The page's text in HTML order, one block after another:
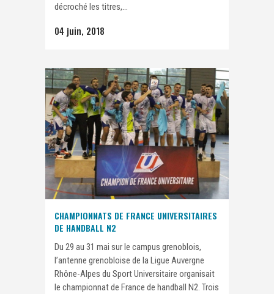
décroché les titres,...
04 juin, 2018
CHAMPIONNATS DE FRANCE UNIVERSITAIRES
DE HANDBALL N2
Du 29 au 31 mai sur le campus grenoblois,
l’antenne grenobloise de la Ligue Auvergne
Rhône-Alpes du Sport Universitaire organisait
le championnat de France de handball N2. Trois